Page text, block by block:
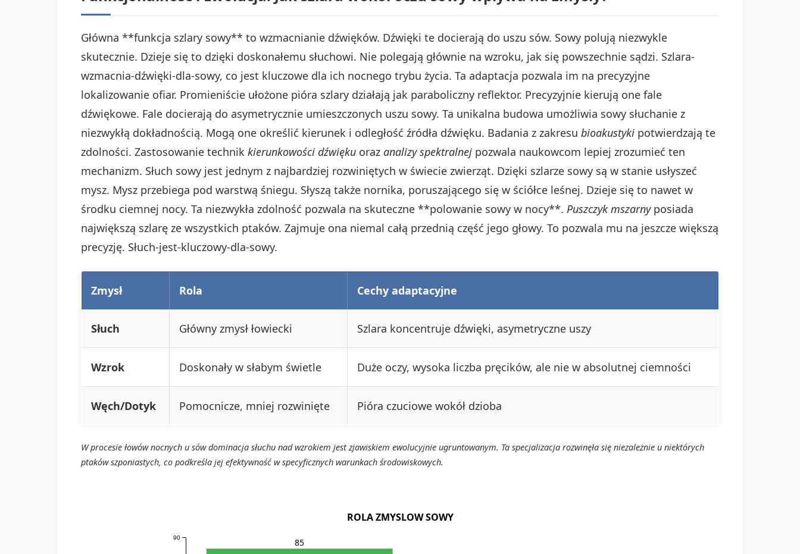
Główna **funkcja szlary sowy** to wzmacnianie dźwięków. Dźwięki te docierają do uszu sów. Sowy polują niezwykle
skutecznie. Dzieje się to dzięki doskonałemu słuchowi. Nie polegają głównie na wzroku, jak się powszechnie sądzi. Szlara-
wzmacnia-dźwięki-dla-sowy, co jest kluczowe dla ich nocnego trybu życia. Ta adaptacja pozwala im na precyzyjne
lokalizowanie ofiar. Promieniście ułożone pióra szlary działają jak paraboliczny reflektor. Precyzyjnie kierują one fale
dźwiękowe. Fale docierają do asymetrycznie umieszczonych uszu sowy. Ta unikalna budowa umożliwia sowy słuchanie z
niezwykłą dokładnością. Mogą one określić kierunek i odległość źródła dźwięku. Badania z zakresu bioakustyki potwierdzają te
zdolności. Zastosowanie technik kierunkowości dźwięku oraz analizy spektralnej pozwala naukowcom lepiej zrozumieć ten
mechanizm. Słuch sowy jest jednym z najbardziej rozwiniętych w świecie zwierząt. Dzięki szlarze sowy są w stanie usłyszeć
mysz. Mysz przebiega pod warstwą śniegu. Słyszą także nornika, poruszającego się w ściółce leśnej. Dzieje się to nawet w
środku ciemnej nocy. Ta niezwykła zdolność pozwala na skuteczne **polowanie sowy w nocy**. Puszczyk mszarnyposiada
największą szlarę ze wszystkich ptaków. Zajmuje ona niemal całą przednią część jego głowy. To pozwala mu na jeszcze większą
precyzję. Słuch-jest-kluczowy-dla-sowy.
Zmysł Rola Cechy adaptacyjne
Słuch Główny zmysł łowiecki Szlara koncentruje dźwięki, asymetryczne uszy
Wzrok Doskonały w słabym świetle Duże oczy, wysoka liczba pręcików, ale nie w absolutnej ciemności
Węch/Dotyk Pomocnicze, mniej rozwinięte Pióra czuciowe wokół dzioba
W procesie łowów nocnych u sów dominacja słuchu nad wzrokiem jest zjawiskiem ewolucyjnie ugruntowanym. Ta specjalizacja rozwinęła się niezależnie u niektórych
ptaków szponiastych, co podkreśla jej efektywność w specyficznych warunkach środowiskowych.
ROLA ZMYSLOW SOWY
90 85